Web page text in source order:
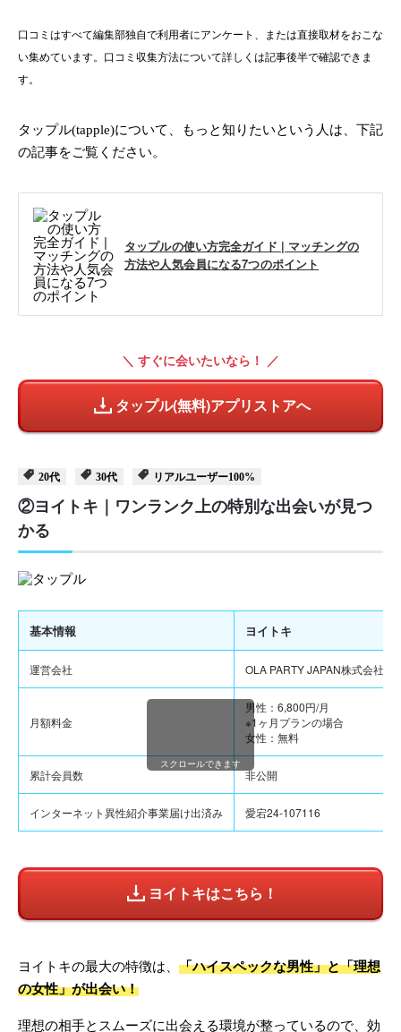
口コミはすべて編集部独自で利用者にアンケート、または直接取材をおこな
い集めています。口コミ収集方法について詳しくは記事後半で確認できま
す。
タップル(tapple)について、もっと知りたいという人は、下記
の記事をご覧ください。
タップルの使い方完全ガイド | マッチングの
方法や人気会員になる7つのポイント
＼ すぐに会いたいなら！ ／
タップル(無料)アプリストアへ
20代 30代 リアルユーザー100%
②ヨイトキ｜ワンランク上の特別な出会いが見つ
かる
基本情報 ヨイトキ
運営会社 OLA PARTY JAPAN株式会社
月額料金
男性：6,800円/月
※1ヶ月プランの場合
女性：無料
累計会員数 非公開
インターネット異性紹介事業届け出済み 愛宕24-107116
スクロールできます
ヨイトキはこちら！
ヨイトキの最大の特徴は、 「ハイスペックな男性」と「理想
の女性」が出会い！
理想の相手とスムーズに出会える環境が整っているので、効